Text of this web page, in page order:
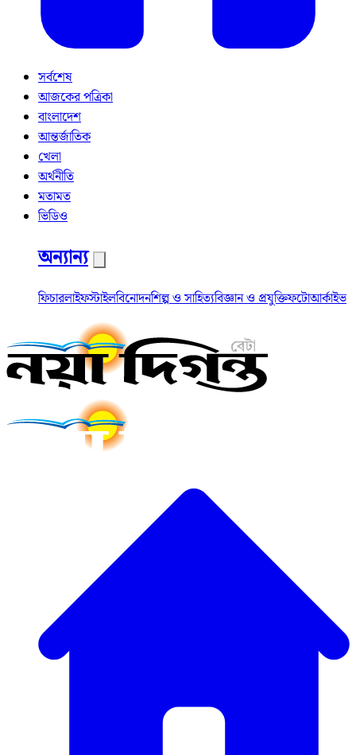
সর্বশেষ
আজকের পত্রিকা
বাংলাদেশ
আন্তর্জাতিক
খেলা
অর্থনীতি
মতামত
ভিডিও
অন্যান্য
ফিচারলাইফস্টাইলবিনোদনশিল্প ও সাহিত্যবিজ্ঞান ও প্রযুক্তিফটোআর্কাইভ